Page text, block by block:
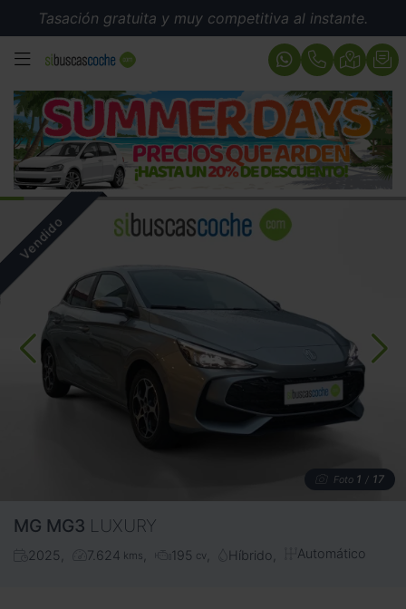
Tasación gratuita y muy competitiva al instante.
MENÚ
Foto 1 / 17
MG MG3 LUXURY
2025 7.624 kms 195 cv Híbrido Automático